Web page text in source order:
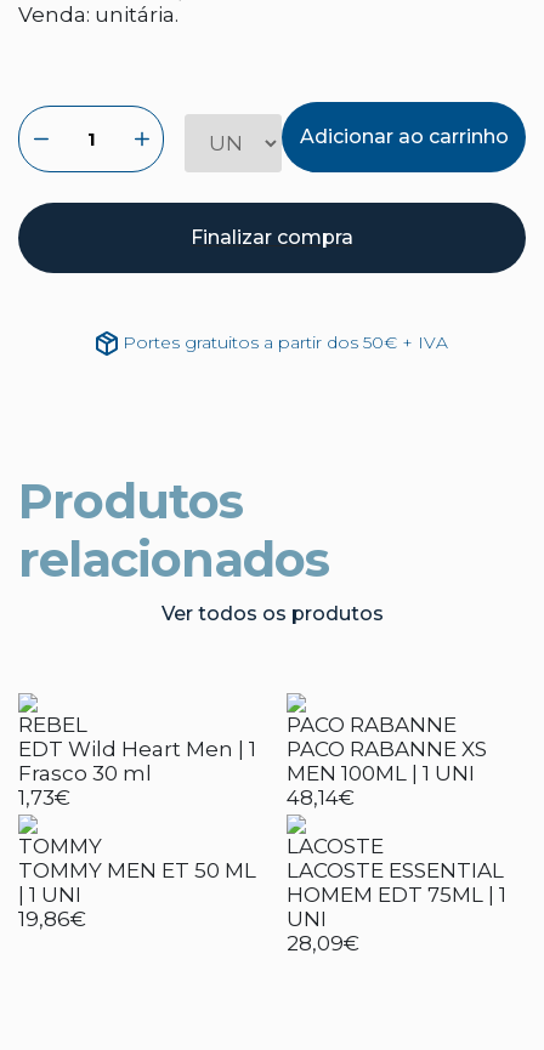
Venda: unitária.
Adicionar ao carrinho
Finalizar compra
Portes gratuitos a partir dos 50€ + IVA
Produtos
relacionados
Ver todos os produtos
REBEL
EDT Wild Heart Men | 1
Frasco 30 ml
1,73€
PACO RABANNE
PACO RABANNE XS
MEN 100ML | 1 UNI
48,14€
TOMMY
TOMMY MEN ET 50 ML
| 1 UNI
19,86€
LACOSTE
LACOSTE ESSENTIAL
HOMEM EDT 75ML | 1
UNI
28,09€